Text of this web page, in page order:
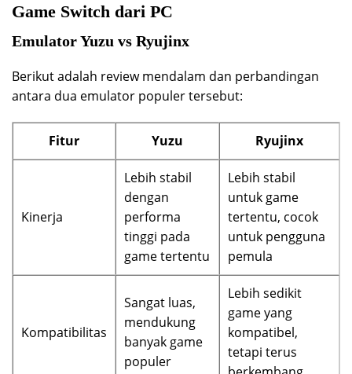
Game Switch dari PC
Emulator Yuzu vs Ryujinx
Berikut adalah review mendalam dan perbandingan
antara dua emulator populer tersebut:
Fitur Yuzu Ryujinx
Kinerja
Lebih stabil
dengan
performa
tinggi pada
game tertentu
Lebih stabil
untuk game
tertentu, cocok
untuk pengguna
pemula
Kompatibilitas
Sangat luas,
mendukung
banyak game
populer
Lebih sedikit
game yang
kompatibel,
tetapi terus